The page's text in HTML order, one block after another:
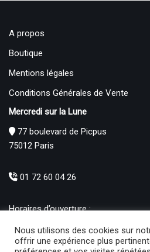
A propos
Boutique
Mentions légales
Conditions Générales de Vente
Mercredi sur la Lune
77 boulevard de Picpus
75012 Paris
01 72 60 04 26
Horaires d’ouverture :
Mercredi au Samedi : 10h30 – 19h00
Nous utilisons des cookies sur
offrir une expérience plus